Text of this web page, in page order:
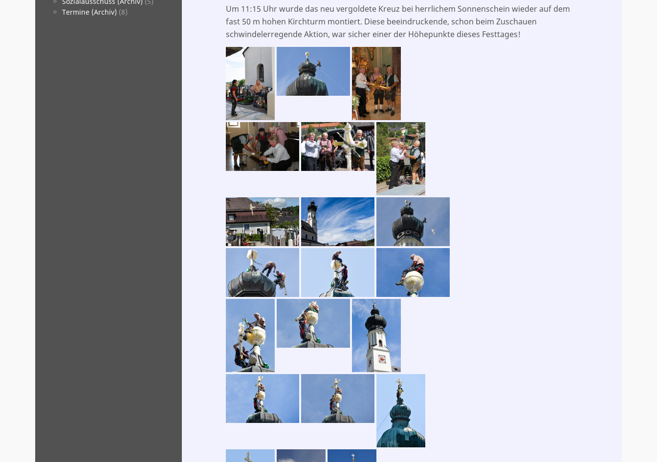
Termine (Archiv) (8)
Um 11:15 Uhr wurde das neu vergoldete Kreuz bei herrlichem Sonnenschein wieder auf dem
fast 50 m hohen Kirchturm montiert. Diese beeindruckende, schon beim Zuschauen
schwindelerregende Aktion, war sicher einer der ­Höhepunkte dieses Festtages!